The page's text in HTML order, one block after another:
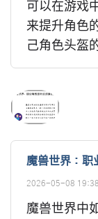
可以在游戏
来提升角色
己角色头盔
魔兽世界：职
2026-05-08
魔兽世界中